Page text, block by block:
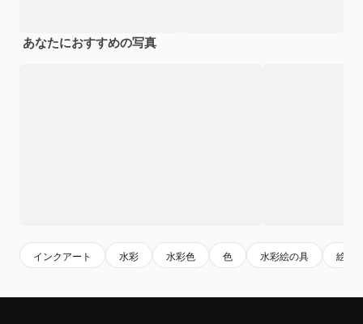
あなたにおすすめの写真
インクアート 水彩 水彩色 色 水彩絵の具 絵の